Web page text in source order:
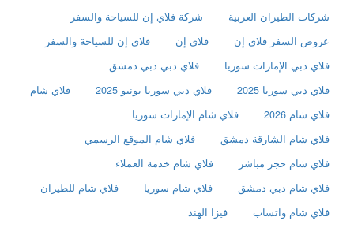
شركات الطيران العربية
شركة فلاي إن للسياحة والسفر
عروض السفر فلاي إن
فلاي إن
فلاي إن للسياحة والسفر
فلاي دبي الإمارات سوريا
فلاي دبي دبي دمشق
فلاي دبي سوريا 2025
فلاي دبي سوريا يونيو 2025
فلاي شام
فلاي شام 2026
فلاي شام الإمارات سوريا
فلاي شام الشارقة دمشق
فلاي شام الموقع الرسمي
فلاي شام حجز مباشر
فلاي شام خدمة العملاء
فلاي شام دبي دمشق
فلاي شام سوريا
فلاي شام للطيران
فلاي شام واتساب
فيزا الهند